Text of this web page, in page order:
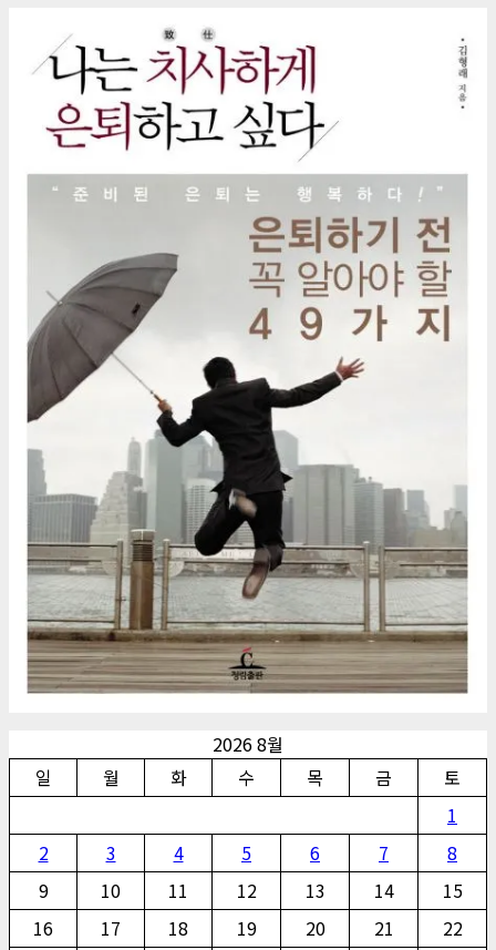
2026 8월
일
월 화 수 목 금
토
1
2
3 4 5 6 7
8
9
10 11 12 13 14
15
16
17 18 19 20 21
22